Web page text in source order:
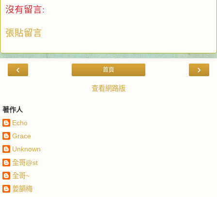
沒有留言:
張貼留言
‹ ›
首頁
查看網路版
著作人
Echo
Grace
Unknown
全哥@st
全哥~
姜韻梅